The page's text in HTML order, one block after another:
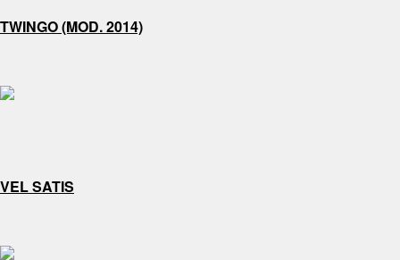
TWINGO (MOD. 2014)
VEL SATIS